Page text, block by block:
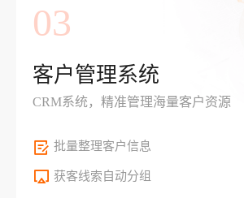
03
客户管理系统
CRM系统，精准管理海量客户资源
批量整理客户信息
获客线索自动分组